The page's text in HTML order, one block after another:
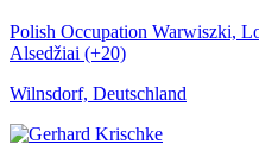
Polish Occupation Warwiszki,
Alsedžiai (+20)
Wilnsdorf, Deutschland